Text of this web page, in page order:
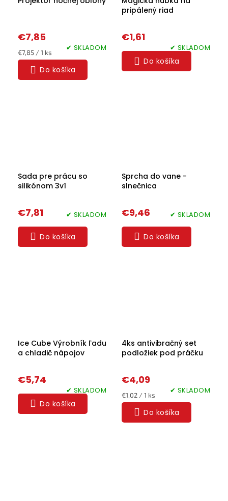
✔ SKLADOM
€7,85
Jednotková
cena:
€7,85 / 1 ks
Do košíka
pripálený riad
✔ SKLADOM
€1,61
Do košíka
Sada pre prácu so
silikónom 3v1
✔ SKLADOM
€7,81
Do košíka
Sprcha do vane -
slnečnica
✔ SKLADOM
€9,46
Do košíka
Ice Cube Výrobník ľadu
a chladič nápojov
✔ SKLADOM
€5,74
Do košíka
4ks antivibračný set
podložiek pod práčku
✔ SKLADOM
€4,09
Jednotková
cena:
€1,02 / 1 ks
Do košíka